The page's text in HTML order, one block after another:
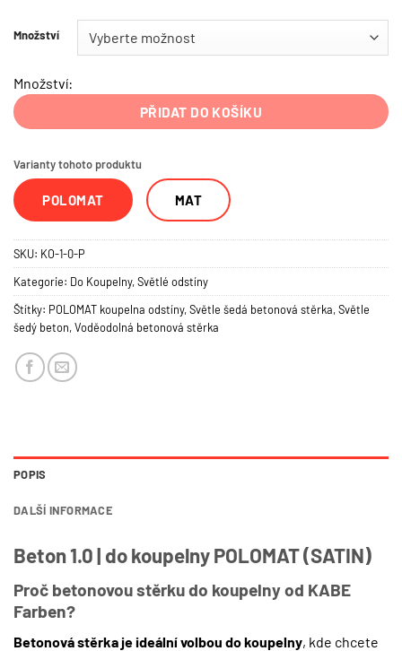
Množství
Množství:
PŘIDAT DO KOŠÍKU
Varianty tohoto produktu
POLOMAT MAT
SKU: KO-1-0-P
Kategorie: Do Koupelny,Světlé odstíny
Štítky: POLOMAT koupelna odstíny,Světle šedá betonová stěrka,Světle
šedý beton,Voděodolná betonová stěrka
POPIS
DALŠÍ INFORMACE
Beton 1.0 | do koupelny POLOMAT (SATIN)
Proč betonovou stěrku do koupelny od KABE
Farben?
Betonová stěrka je ideální volbou do koupelny, kde chcete